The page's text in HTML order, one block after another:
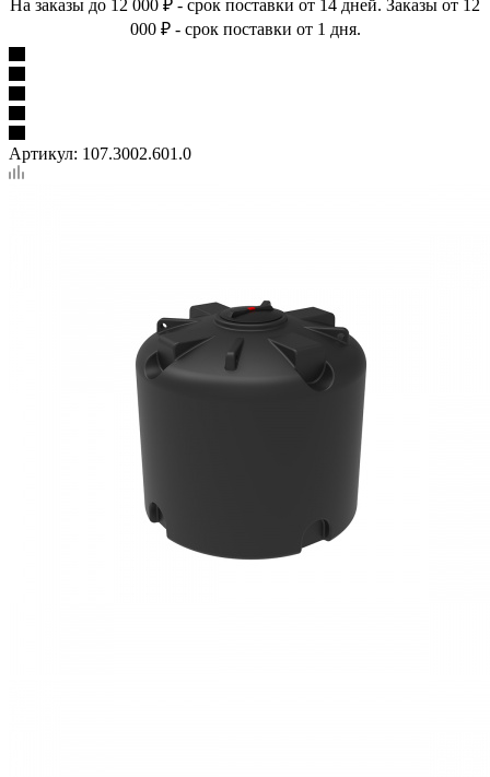
На заказы до 12 000 ₽ - срок поставки от 14 дней. Заказы от 12
000 ₽ - срок поставки от 1 дня.
Артикул: 107.3002.601.0